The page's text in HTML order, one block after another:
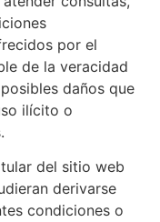
por el
de la veracidad
daños que
ilícito o
del sitio web
derivarse
condiciones o